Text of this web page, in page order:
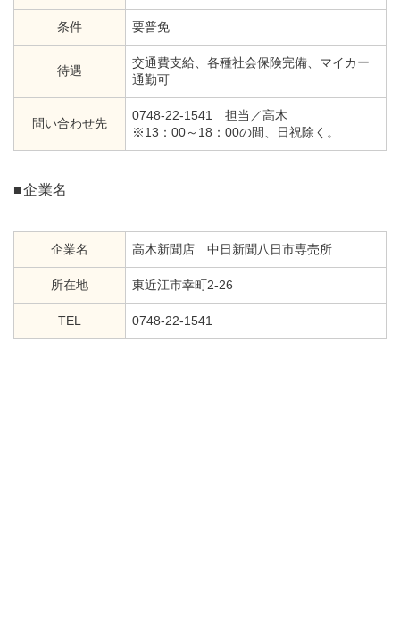
条件 要普免
待遇
交通費支給、各種社会保険完備、マイカー
通勤可
問い合わせ先
0748-22-1541 担当／高木
※13：00～18：00の間、日祝除く。
■企業名
企業名 高木新聞店 中日新聞八日市専売所
所在地 東近江市幸町2-26
TEL 0748-22-1541